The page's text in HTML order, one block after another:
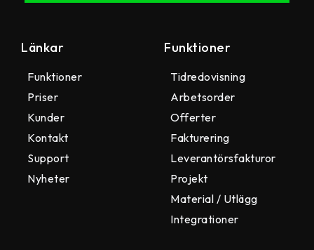
Länkar
Funktioner
Priser
Kunder
Kontakt
Support
Nyheter
Funktioner
Tidredovisning
Arbetsorder
Offerter
Fakturering
Leverantörsfakturor
Projekt
Material / Utlägg
Integrationer